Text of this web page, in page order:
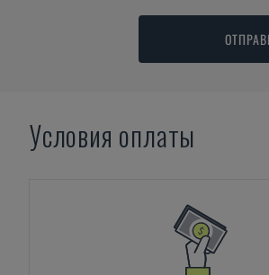
Условия оплаты